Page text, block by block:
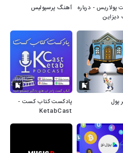
پولاریس - درباره
دیزاین
آهنگ پرسپولیس
پول
پادکست کتاب کست -
KetabCast